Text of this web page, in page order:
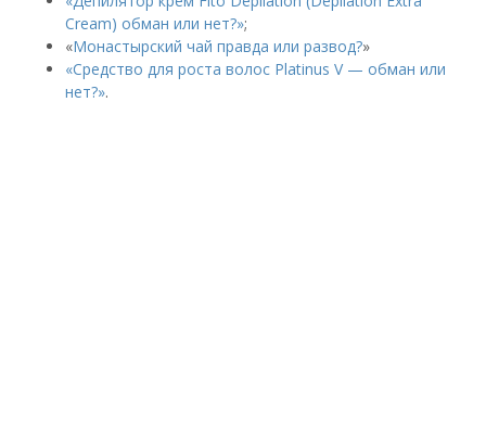
Cream) обман или нет?»;
«Монастырский чай правда или развод?»
«Средство для роста волос Platinus V — обман или
нет?».